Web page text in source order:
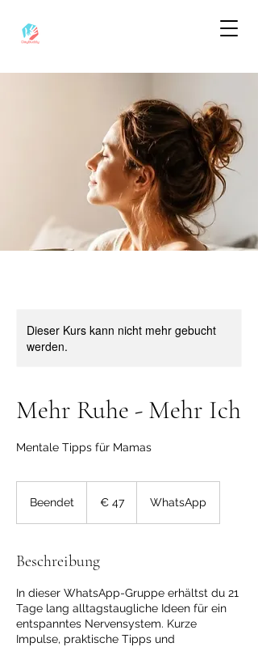
Dieser Kurs kann nicht mehr gebucht
werden.
Mehr Ruhe - Mehr Ich
Mentale Tipps für Mamas
Beendet
d
t
€ 47 WhatsApp
Beschreibung
In dieser WhatsApp-Gruppe erhältst du 21
Tage lang alltagstaugliche Ideen für ein
entspanntes Nervensystem. Kurze
Impulse, praktische Tipps und